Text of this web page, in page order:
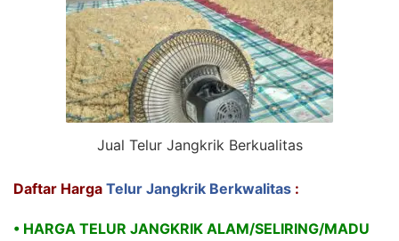
Jual Telur Jangkrik Berkualitas
Daftar Harga Telur Jangkrik Berkwalitas :
• HARGA TELUR JANGKRIK ALAM/SELIRING/MADU